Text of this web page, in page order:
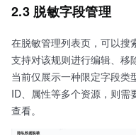
2.3 脱敏字段管理
在脱敏管理列表页，可以搜
支持对该规则进行编辑、移
当前仅展示一种限定字段类
ID、属性等多个资源，则需
查看。